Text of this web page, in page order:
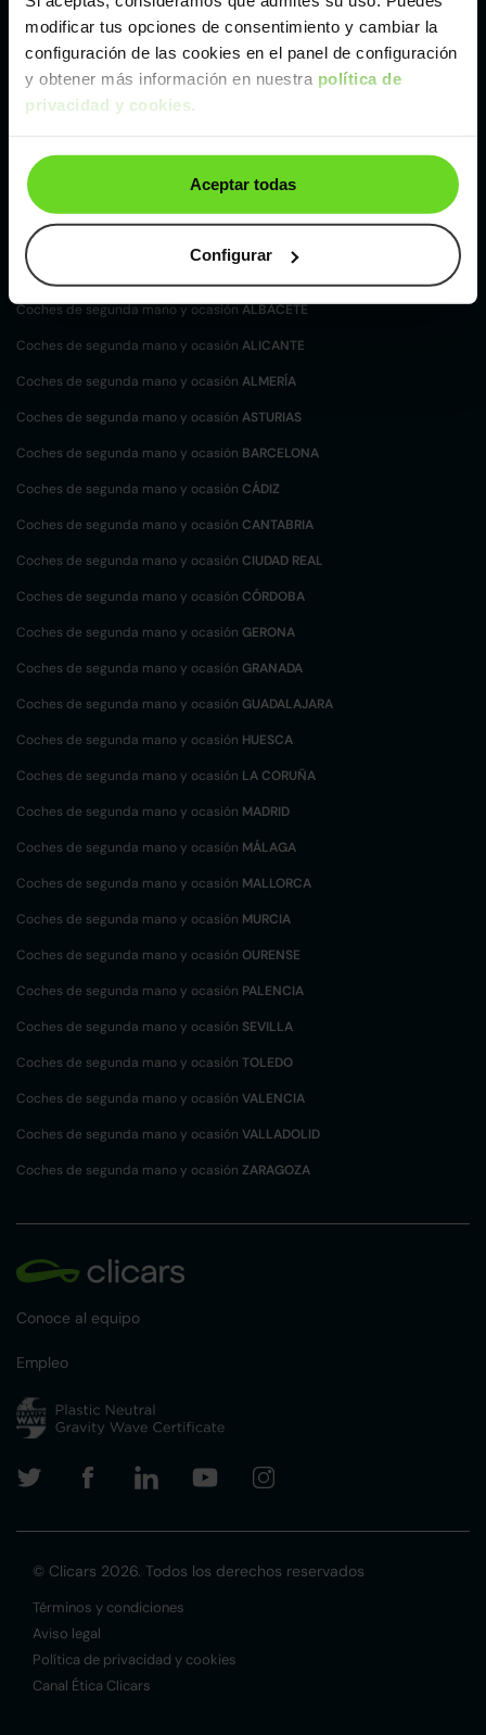
modificar tus opciones de consentimiento y cambiar la
configuración de las cookies en el panel de configuración
y obtener más información en nuestra política de
privacidad y cookies.
Aceptar todas
Configurar
Valencia
Zaragoza
Ver Dacia Lodgy de segunda mano y ocasión
Dacia Lodgy de segunda mano y ocasión
Coches de segunda mano y ocasión por
localización
Coches de segunda mano y ocasiónALBACETE
Coches de segunda mano y ocasión ALICANTE
Coches de segunda mano y ocasión ALMERÍA
Coches de segunda mano y ocasión ASTURIAS
Coches de segunda mano y ocasión BARCELONA
Coches de segunda mano y ocasión CÁDIZ
Coches de segunda mano y ocasión CANTABRIA
Coches de segunda mano y ocasión CIUDAD REAL
Coches de segunda mano y ocasión CÓRDOBA
Coches de segunda mano y ocasión GERONA
Coches de segunda mano y ocasión GRANADA
Coches de segunda mano y ocasión GUADALAJARA
Coches de segunda mano y ocasión HUESCA
Coches de segunda mano y ocasión LA CORUÑA
Coches de segunda mano y ocasión MADRID
Coches de segunda mano y ocasión MÁLAGA
Coches de segunda mano y ocasión MALLORCA
Coches de segunda mano y ocasión MURCIA
Coches de segunda mano y ocasión OURENSE
Coches de segunda mano y ocasión PALENCIA
Coches de segunda mano y ocasión SEVILLA
Coches de segunda mano y ocasión TOLEDO
Coches de segunda mano y ocasión VALENCIA
Coches de segunda mano y ocasión VALLADOLID
Coches de segunda mano y ocasión ZARAGOZA
Conoce al equipo
Empleo
© Clicars 2026. Todos los derechos reservados
Términos y condiciones
Aviso legal
Política de privacidad y cookies
Canal Ética Clicars